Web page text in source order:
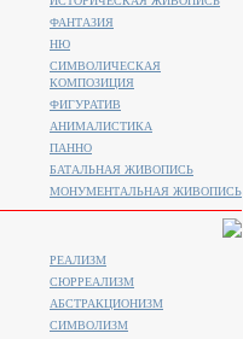
ФАНТАЗИЯ
НЮ
СИМВОЛИЧЕСКАЯ
КОМПОЗИЦИЯ
ФИГУРАТИВ
АНИМАЛИСТИКA
ПАННО
БАТАЛЬНАЯ ЖИВОПИСЬ
МОНУМЕНТАЛЬНАЯ ЖИВОПИСЬ
РЕАЛИЗМ
СЮРРЕАЛИЗМ
АБСТРАКЦИОНИЗМ
СИМВОЛИЗМ